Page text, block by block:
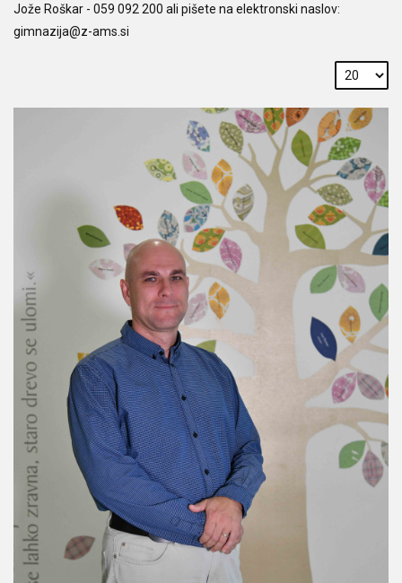
Jože Roškar - 059 092 200 ali pišete na elektronski naslov:
gimnazija@z-ams.si